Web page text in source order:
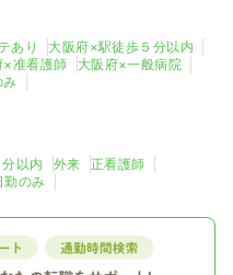
あり
大阪府×駅徒歩５分以内
×准看護師
大阪府×一般病院
み
以内 外来
正看護師
勤のみ